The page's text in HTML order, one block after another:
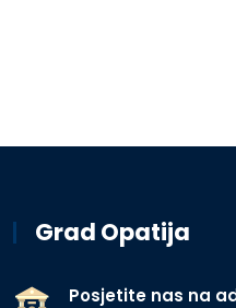
Grad Opatija
Posjetite nas na